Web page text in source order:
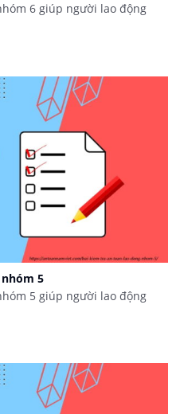
6 giúp người lao động
5
5 giúp người lao động